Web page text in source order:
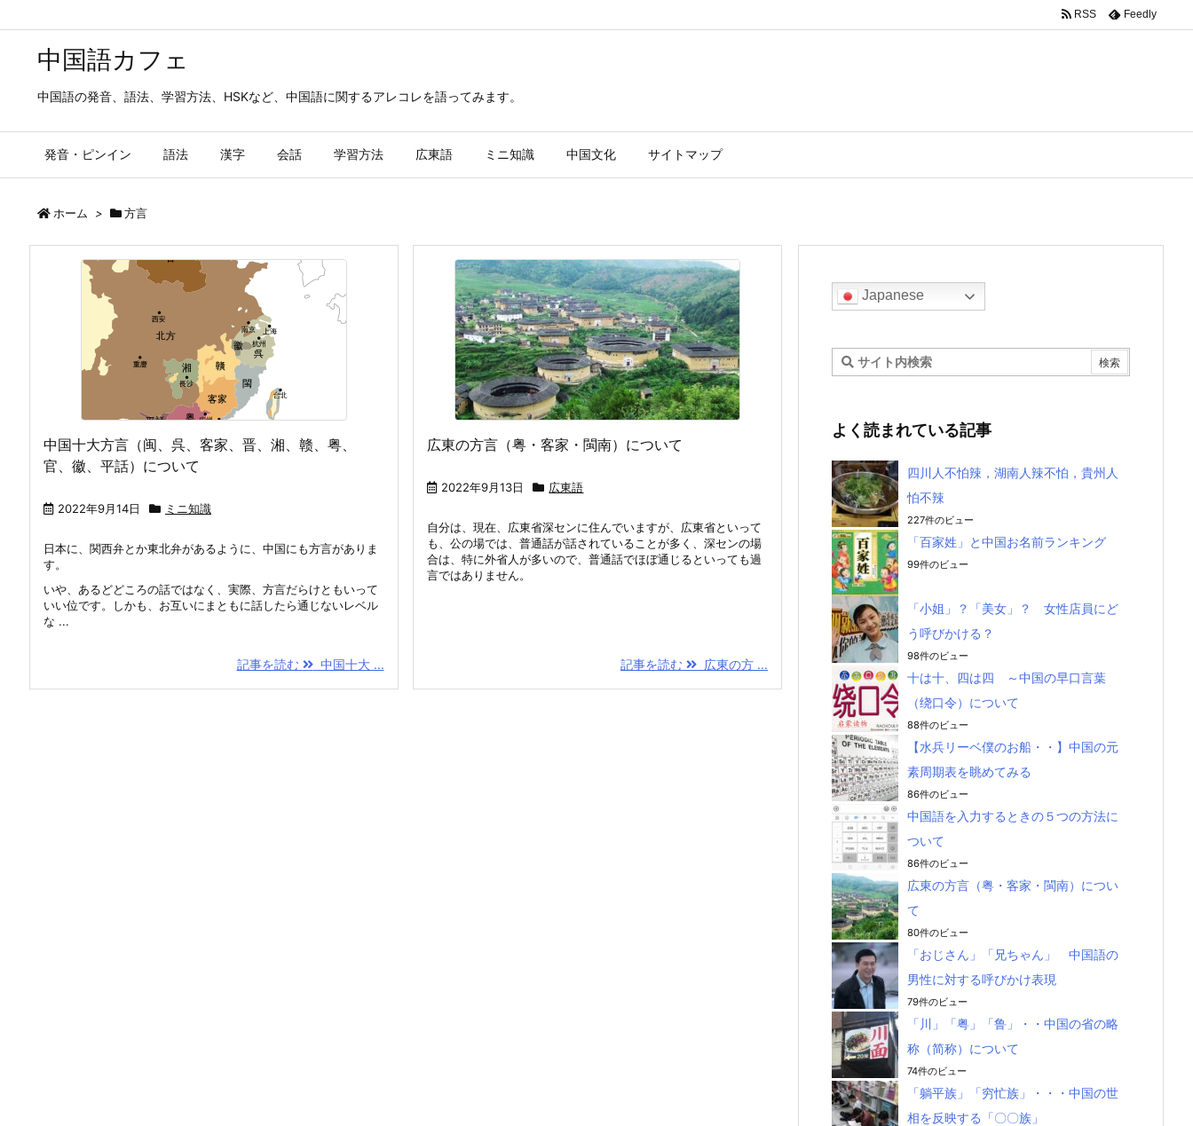
中国語カフェ
中国語の発音、語法、学習方法、HSKなど、中国語に関するアレコレを語ってみます。
発音・ピンイン 語法 漢字 会話 学習方法 広東語 ミニ知識 中国文化 サイトマップ
RSS Feedly
ホーム > 方言
中国十大方言（闽、呉、客家、晋、湘、赣、粤、
官、徽、平話）について
2022年9月14日 ミニ知識
日本に、関西弁とか東北弁があるように、中国にも方言がありま
す。
いや、あるどどころの話ではなく、実際、方言だらけともいって
いい位です。しかも、お互いにまともに話したら通じないレベル
な ...
記事を読む 中国十大 ...
広東の方言（粤・客家・閩南）について
2022年9月13日 広東語
自分は、現在、広東省深センに住んでいますが、広東省といって
も、公の場では、普通話が話されていることが多く、深センの場
合は、特に外省人が多いので、普通話でほぼ通じるといっても過
言ではありません。
記事を読む 広東の方 ...
Japanese
よく読まれている記事
四川人不怕辣，湖南人辣不怕，貴州人
怕不辣
227件のビュー
「百家姓」と中国お名前ランキング
99件のビュー
「小姐」？「美女」？ 女性店員にど
う呼びかける？
98件のビュー
十は十、四は四 ～中国の早口言葉
（绕口令）について
88件のビュー
【水兵リーベ僕のお船・・】中国の元
素周期表を眺めてみる
86件のビュー
中国語を入力するときの５つの方法に
ついて
86件のビュー
広東の方言（粤・客家・閩南）につい
て
80件のビュー
「おじさん」「兄ちゃん」 中国語の
男性に対する呼びかけ表現
79件のビュー
「川」「粤」「鲁」・・中国の省の略
称（简称）について
74件のビュー
「躺平族」「穷忙族」・・・中国の世
相を反映する「〇〇族」